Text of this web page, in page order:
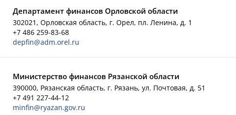
Департамент финансов Орловской области
302021, Орловская область, г. Орел, пл. Ленина, д. 1
+7 486 259-83-68
depfin@adm.orel.ru
Министерство финансов Рязанской области
390000, Рязанская область, г. Рязань, ул. Почтовая, д. 51
+7 491 227-44-12
minfin@ryazan.gov.ru